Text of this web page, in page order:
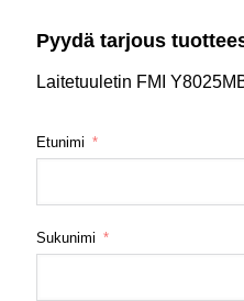
Pyydä tarjous
Laitetuuletin FMI
Etunimi
Sukunimi